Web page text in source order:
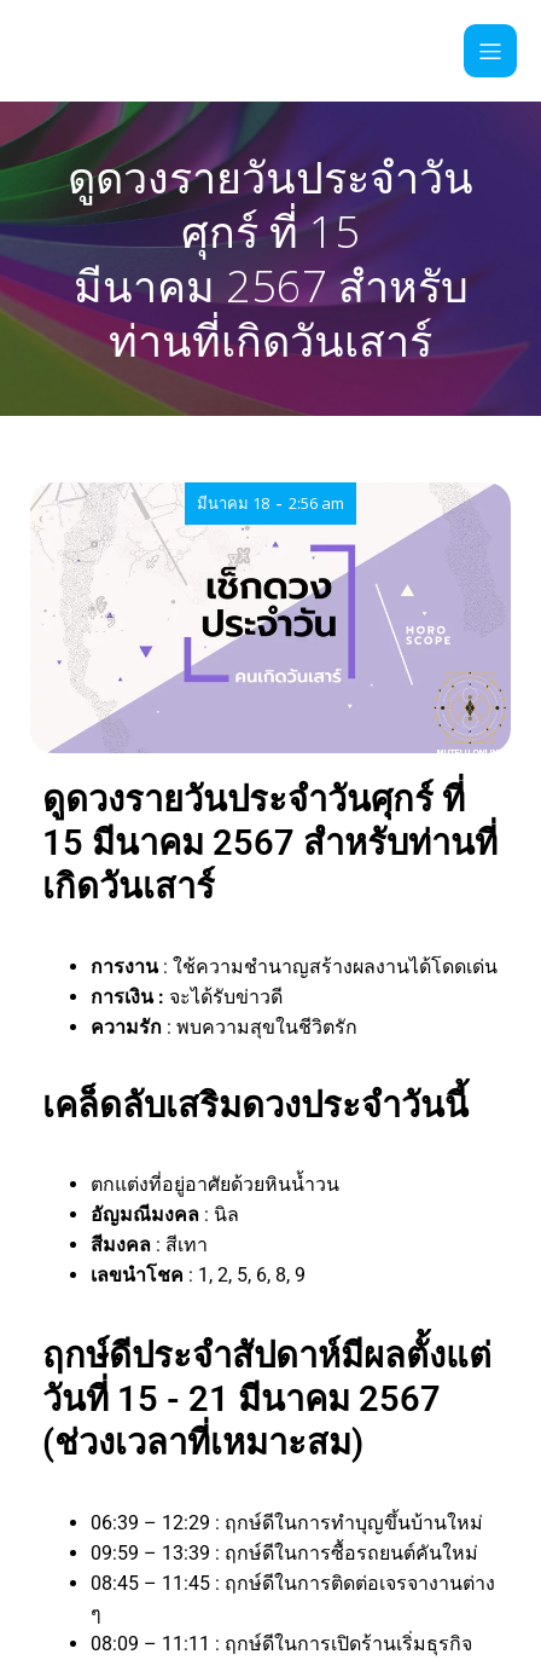
ดูดวงรายวันประจำวัน
ศุกร์ ที่ 15
มีนาคม 2567 สำหรับ
ท่านที่เกิดวันเสาร์
มีนาคม 18 - 2:56 am
ดูดวงรายวันประจำวันศุกร์ ที่
15 มีนาคม 2567 สำหรับท่านที่
เกิดวันเสาร์
การงาน: ใช้ความชำนาญสร้างผลงานได้โดดเด่น
การเงิน : จะได้รับข่าวดี
ความรัก : พบความสุขในชีวิตรัก
เคล็ดลับเสริมดวงประจำวันนี้
ตกแต่งที่อยู่อาศัยด้วยหินน้ำวน
อัญมณีมงคล : นิล
สีมงคล : สีเทา
เลขนำโชค : 1, 2, 5, 6, 8, 9
ฤกษ์ดีประจำสัปดาห์มีผลตั้งแต่
วันที่ 15 - 21 มีนาคม 2567
(ช่วงเวลาที่เหมาะสม)
06:39 – 12:29 : ฤกษ์ดีในการทำบุญขึ้นบ้านใหม่
09:59 – 13:39 : ฤกษ์ดีในการซื้อรถยนต์คันใหม่
08:45 – 11:45 : ฤกษ์ดีในการติดต่อเจรจางานต่าง
ๆ
08:09 – 11:11 : ฤกษ์ดีในการเปิดร้านเริ่มธุรกิจ